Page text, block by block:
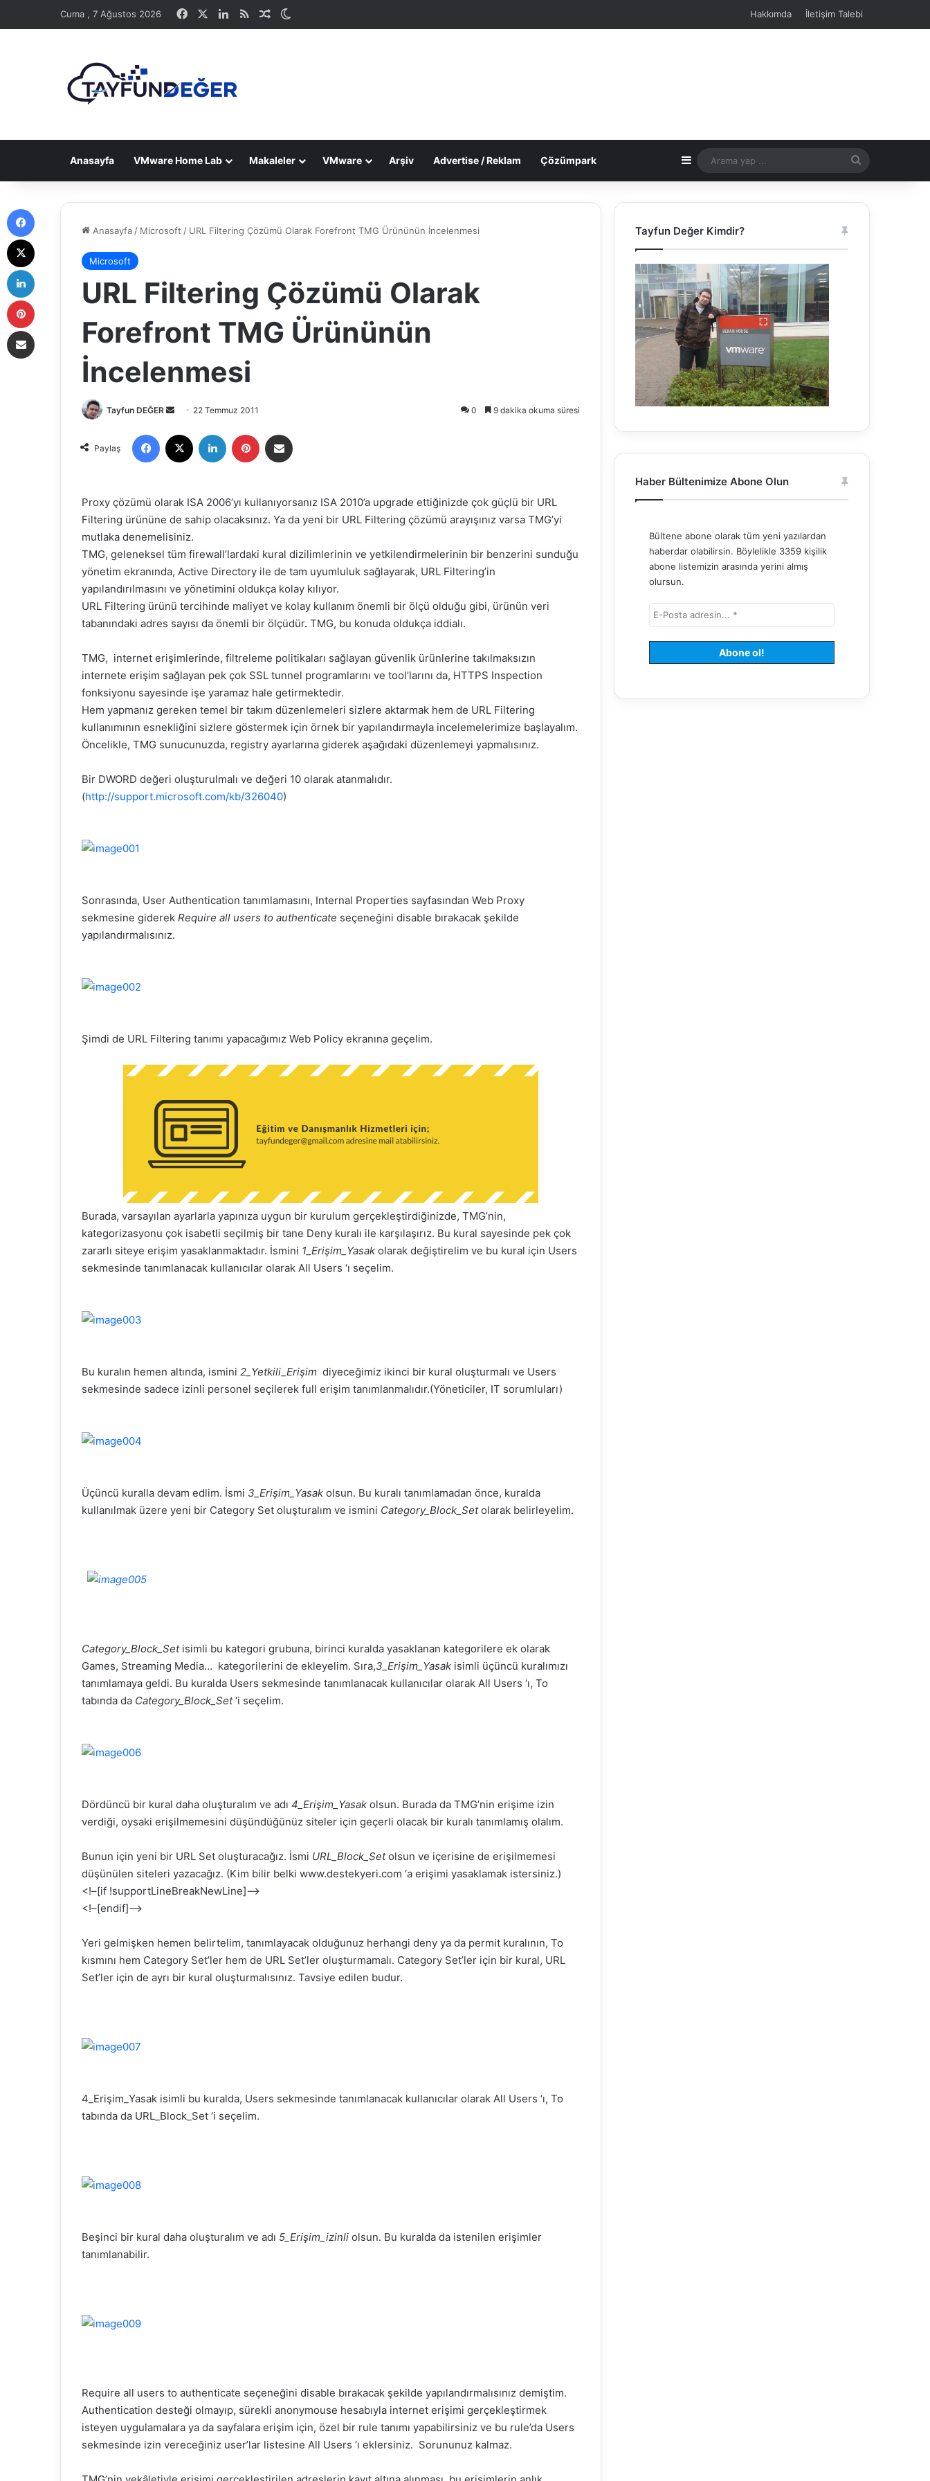
Cuma , 7 Ağustos 2026 Facebook LinkedIn
RSS Rastgele Makale Hakkımda İletişim Talebi
Anasayfa VMware Home Lab Makaleler VMware Arşiv Advertise / Reklam Çözümpark Kenar Bölmesi
yap
Anasayfa / Microsoft / URL Filtering Çözümü Olarak Forefront TMG Ürününün İncelenmesi
Microsoft
URL Filtering Çözümü Olarak
Forefront TMG Ürününün
İncelenmesi
Tayfun DEĞER
r
e
o
s
t
a
g
ö
n
d
r
m
e
k
22 Temmuz 2011 0 9 dakika okuma süresi
Paylaş
Proxy çözümü olarak ISA 2006’yı kullanıyorsanız ISA 2010’a upgrade ettiğinizde çok güçlü bir URL
Filtering ürününe de sahip olacaksınız. Ya da yeni bir URL Filtering çözümü arayışınız varsa TMG’yi
mutlaka denemelisiniz.
TMG, geleneksel tüm firewall’lardaki kural dizilimlerinin ve yetkilendirmelerinin bir benzerini sunduğu
yönetim ekranında, Active Directory ile de tam uyumluluk sağlayarak, URL Filtering’in
yapılandırılmasını ve yönetimini oldukça kolay kılıyor.
URL Filtering ürünü tercihinde maliyet ve kolay kullanım önemli bir ölçü olduğu gibi, ürünün veri
tabanındaki adres sayısı da önemli bir ölçüdür. TMG, bu konuda oldukça iddialı.
TMG, internet erişimlerinde, filtreleme politikaları sağlayan güvenlik ürünlerine takılmaksızın
internete erişim sağlayan pek çok SSL tunnel programlarını ve tool’larını da, HTTPS Inspection
fonksiyonu sayesinde işe yaramaz hale getirmektedir.
Hem yapmanız gereken temel bir takım düzenlemeleri sizlere aktarmak hem de URL Filtering
kullanımının esnekliğini sizlere göstermek için örnek bir yapılandırmayla incelemelerimize başlayalım.
Öncelikle, TMG sunucunuzda, registry ayarlarına giderek aşağıdaki düzenlemeyi yapmalısınız.
Bir DWORD değeri oluşturulmalı ve değeri 10 olarak atanmalıdır.
(http://support.microsoft.com/kb/326040)
Sonrasında, User Authentication tanımlamasını, Internal Properties sayfasından Web Proxy
sekmesine giderek Require all users to authenticate seçeneğini disable bırakacak şekilde
yapılandırmalısınız.
Şimdi de URL Filtering tanımı yapacağımız Web Policy ekranına geçelim.
Burada, varsayılan ayarlarla yapınıza uygun bir kurulum gerçekleştirdiğinizde, TMG’nin,
kategorizasyonu çok isabetli seçilmiş bir tane Deny kuralı ile karşılaşırız. Bu kural sayesinde pek çok
zararlı siteye erişim yasaklanmaktadır. İsmini 1_Erişim_Yasak olarak değiştirelim ve bu kural için Users
sekmesinde tanımlanacak kullanıcılar olarak All Users ‘ı seçelim.
Bu kuralın hemen altında, ismini 2_Yetkili_Erişim diyeceğimiz ikinci bir kural oluşturmalı ve Users
sekmesinde sadece izinli personel seçilerek full erişim tanımlanmalıdır.(Yöneticiler, IT sorumluları)
Üçüncü kuralla devam edlim. İsmi 3_Erişim_Yasak olsun. Bu kuralı tanımlamadan önce, kuralda
kullanılmak üzere yeni bir Category Set oluşturalım ve ismini Category_Block_Setolarak belirleyelim.
Category_Block_Setisimli bu kategori grubuna, birinci kuralda yasaklanan kategorilere ek olarak
Games, Streaming Media… kategorilerini de ekleyelim. Sıra,3_Erişim_Yasak isimli üçüncü kuralımızı
tanımlamaya geldi. Bu kuralda Users sekmesinde tanımlanacak kullanıcılar olarak All Users ‘ı, To
tabında da Category_Block_Set‘i seçelim.
Dördüncü bir kural daha oluşturalım ve adı 4_Erişim_Yasak olsun. Burada da TMG’nin erişime izin
verdiği, oysaki erişilmemesini düşündüğünüz siteler için geçerli olacak bir kuralı tanımlamış olalım.
Bunun için yeni bir URL Set oluşturacağız. İsmi URL_Block_Setolsun ve içerisine de erişilmemesi
düşünülen siteleri yazacağız. (Kim bilir belki www.destekyeri.com ‘a erişimi yasaklamak istersiniz.)
<!–[if !supportLineBreakNewLine]–>
<!–[endif]–>
Yeri gelmişken hemen belirtelim, tanımlayacak olduğunuz herhangi deny ya da permit kuralının, To
kısmını hem Category Set’ler hem de URL Set’ler oluşturmamalı. Category Set’ler için bir kural, URL
Set’ler için de ayrı bir kural oluşturmalısınız. Tavsiye edilen budur.
4_Erişim_Yasak isimli bu kuralda, Users sekmesinde tanımlanacak kullanıcılar olarak All Users ‘ı, To
tabında da URL_Block_Set ‘i seçelim.
Beşinci bir kural daha oluşturalım ve adı 5_Erişim_izinli olsun. Bu kuralda da istenilen erişimler
tanımlanabilir.
Require all users to authenticate seçeneğini disable bırakacak şekilde yapılandırmalısınız demiştim.
Authentication desteği olmayıp, sürekli anonymouse hesabıyla internet erişimi gerçekleştirmek
isteyen uygulamalara ya da sayfalara erişim için, özel bir rule tanımı yapabilirsiniz ve bu rule’da Users
sekmesinde izin vereceğiniz user’lar listesine All Users ‘ı eklersiniz. Sorununuz kalmaz.
Tayfun Değer Kimdir?
Haber Bültenimize Abone Olun
Bültene abone olarak tüm yeni yazılardan
haberdar olabilirsin. Böylelikle 3359 kişilik
abone listemizin arasında yerini almış
olursun.
Facebook